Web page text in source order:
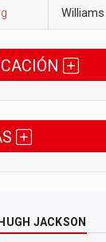
Williams
HUGH JACKSON